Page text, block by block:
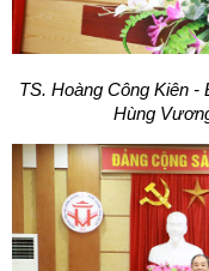
TS. Hoàng Công Kiên
Hùng